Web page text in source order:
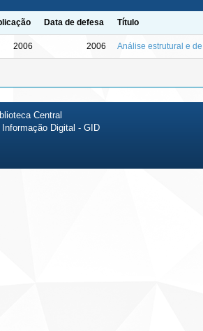
Data de defesa Título
2006 2006 Análise estrutural e
Central
Digital - GID